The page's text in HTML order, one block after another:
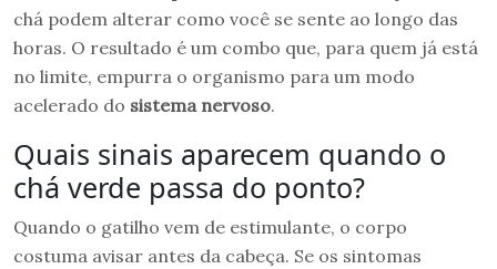
chá podem alterar como você se sente ao longo das
horas. O resultado é um combo que, para quem já está
no limite, empurra o organismo para um modo
acelerado do sistema nervoso.
Quais sinais aparecem quando o
chá verde passa do ponto?
Quando o gatilho vem de estimulante, o corpo
costuma avisar antes da cabeça. Se os sintomas